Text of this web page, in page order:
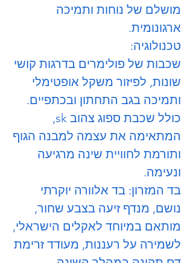
מושלם של נוחות ותמיכה
ארגונומית.
טכנולוגיה:
שכבות של פולימרים בדרגות קושי
שונות, לפיזור משקל אופטימלי
ותמיכה בגב התחתון ובכתפיים.
כולל שכבת ספוג צהוב sk,
המתאימה את עצמה למבנה הגוף
ותורמת לחוויית שינה מרגיעה
ונעימה.
בד המזרון: בד אלוורה יוקרתי
נושם, מנדף זיעה בצבע שחור,
מותאם במיוחד לאקלים הישראלי,
לשמירה על רעננות, מעודד זרימת